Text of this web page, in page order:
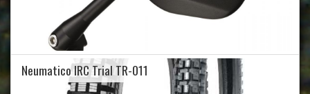
Neumatico IRC Trial TR-011